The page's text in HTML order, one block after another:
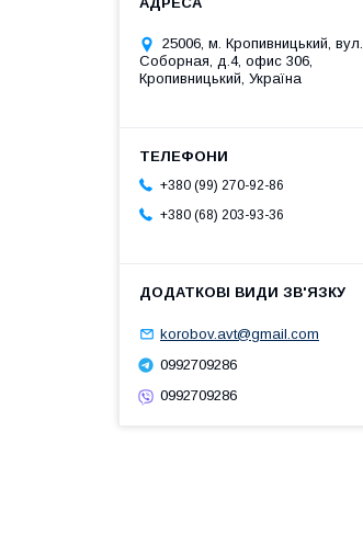
25006, м. Кропивницький, вул.
Соборная, д.4, офис 306,
Кропивницький, Україна
+380 (99) 270-92-86
+380 (68) 203-93-36
korobov.avt@gmail.com
0992709286
0992709286